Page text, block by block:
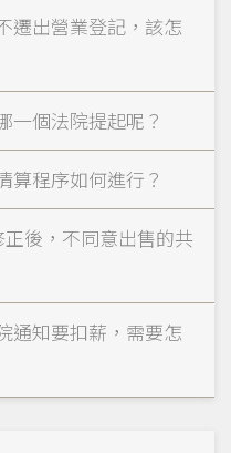
遷出營業登記，該怎
一個法院提起呢？
算程序如何進行？
後，不同意出售的共
通知要扣薪，需要怎